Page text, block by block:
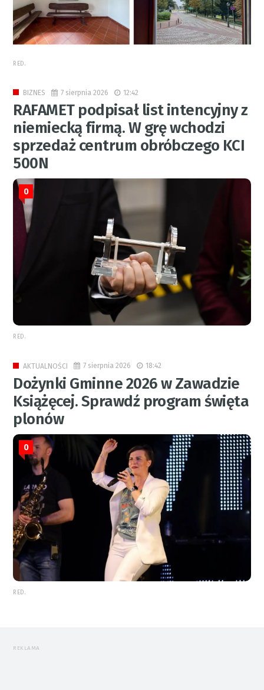
RED.
BIZNES 7 sierpnia 2026 12:42
RAFAMET podpisał list intencyjny z
niemiecką firmą. W grę wchodzi
sprzedaż centrum obróbczego KCI
500N
0
RED.
AKTUALNOŚCI 7 sierpnia 2026 18:42
Dożynki Gminne 2026 w Zawadzie
Książęcej. Sprawdź program święta
plonów
0
RED.
REKLAMA